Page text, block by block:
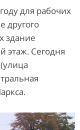
для рабочих
другого
здание
этаж. Сегодня